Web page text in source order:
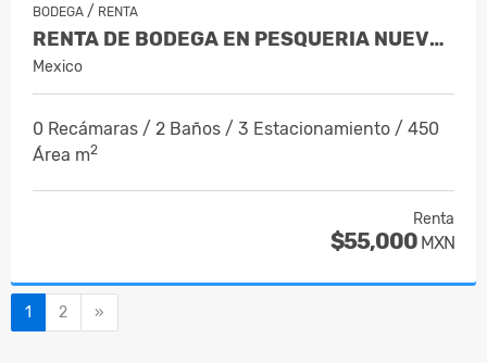
BODEGA / RENTA
RENTA DE BODEGA EN PESQUERIA NUEVO L…
Mexico
0 Recámaras / 2 Baños / 3 Estacionamiento / 450
Área m2
Renta
$55,000 MXN
1 2 »